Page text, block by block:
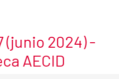
(junio 2024) -
AECID